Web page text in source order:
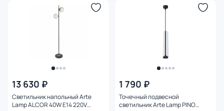
13 630 ₽
Светильник напольный Arte
Lamp ALCOR 40W E14 220V
1 790 ₽
Точечный подвесной
светильник Arte Lamp PINO